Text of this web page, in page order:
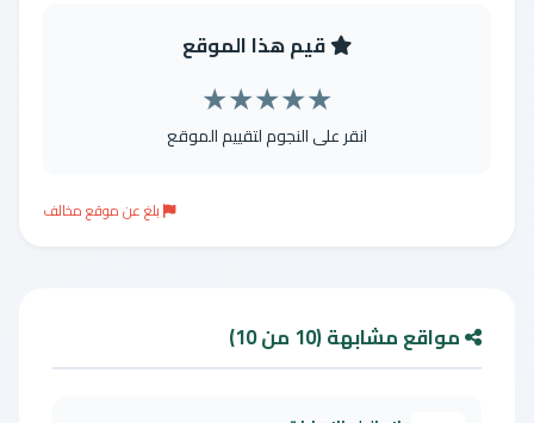
قيم هذا الموقع
★
★
★
★
★
انقر على النجوم لتقييم الموقع
بلغ عن موقع مخالف
مواقع مشابهة (10 من 10)